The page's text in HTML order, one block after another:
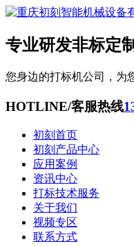
专业研发非标定
您身边的打标机公司，为
HOTLINE/客服热线
初刻首页
初刻产品中心
应用案例
资讯中心
打标技术服务
关于我们
视频专区
联系方式